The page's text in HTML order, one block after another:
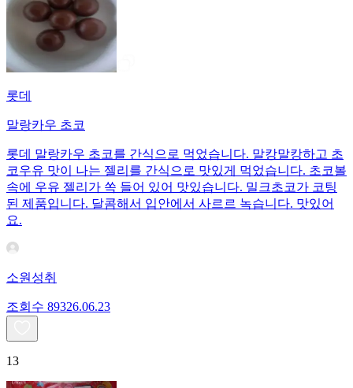
롯데
말랑카우 초코
롯데 말랑카우 초코를 간식으로 먹었습니다. 말캉말캉하고 초
코우유 맛이 나는 젤리를 간식으로 맛있게 먹었습니다. 초코볼
속에 우유 젤리가 쏙 들어 있어 맛있습니다. 밀크초코가 코팅
된 제품입니다. 달콤해서 입안에서 사르르 녹습니다. 맛있어
요.
소원성취
조회수 89326.06.23
13